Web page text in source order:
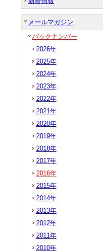
メールマガジン
バックナンバー
2026年
2025年
2024年
2023年
2022年
2021年
2020年
2019年
2018年
2017年
2016年
2015年
2014年
2013年
2012年
2011年
2010年